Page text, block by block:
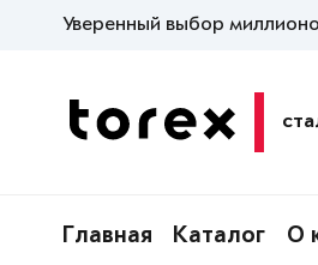
Уверенный выбор
Главная Каталог О